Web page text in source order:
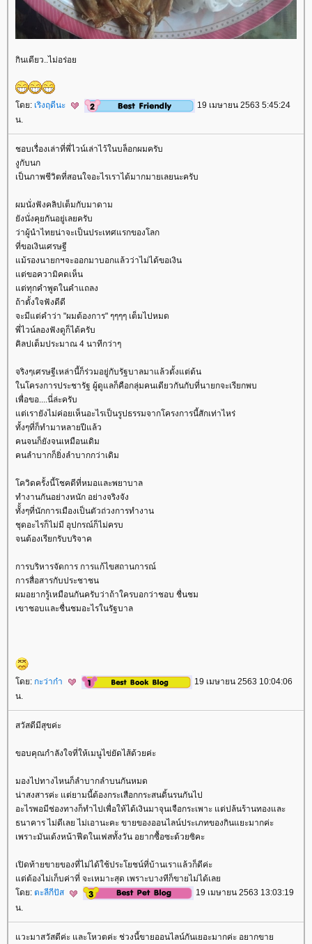
กินเดียว..ไม่อร่อ
ดย: เริงฤดีนะ
19 เมษายน 2563 5:45:24
น.
ชอบเรื่องเล่าที่พี่ไวน์เล่าไว้ในบล็อกผมครับ
งูกับนก
เป็นภาพชีวิตที่สอนใจอะไรเราได้มากมายเลยนะครับ
ผมนั่งฟังคลิปเต็มกับมาดาม
ังนั่งคุยกันอยู่เลยครับ
ว่าผู้นำไทยน่าจะเป็นประเทศแรกของโลก
ที่ขอเงินเศรษฐี
ม้รองนายกฯจะออกมาบอกแล้วว่าไม่ได้ขอเงิน
ต่ขอความิคดเห็น
ต่ทุกคำพูดในคำแถลง
ถ้าตั้งใจฟังดีดี
จะมีแต่คำว่า "ผมต้องการ" ๆๆๆๆ เต็มไปหมด
พี่ไวน์ลองฟังดูก็ได้ครับ
คิลปเต็มประมาณ 4 นาทีกว่าๆ
จริงๆเศรษฐีเหล่านี้ก็ร่วมอยู่กับรัฐบาลมาแล้วตั้งแต่ต้น
นโครงการประชารัฐ ผู้ดูแลก็คือกลุ่มคนเดียวกันกับที่นายกจะเรียกพบ
เพื่อขอ....นี่ล่ะครับ
ต่เรายังไม่ค่อยเห็นอะไรเป็นรูปธรรมจากโครงการนี้สักเท่าไหร่
ทั้งๆที่ก็ทำมาหลายปีแล้ว
คนจนก็ยังจนเหมือนเดิม
คนลำบากก็ยิ่งลำบากกว่าเดิม
ควิดครั้งนี้โชคดีที่หมอและพยาบาล
ทำงานกันอย่างหนัก อย่างจริงจัง
ทัั้งๆที่นักการเมืองเป็นตัวถ่วงการทำงาน
ชุดอะไรก็ไม่มี อุปกรณ์ก็ไม่ครบ
จนต้องเรียกรับบริจาค
การบริหารจัดการ การแก้ไขสถานการณ์
การสื่อสารกับประชาชน
ผมอยากรู้เหมือนกันครับว่าถ้าใครบอกว่าชอบ ชื่นชม
เขาชอบและชื่นชมอะไรในรัฐบาล
ดย: กะว่าก๋า
19 เมษายน 2563 10:04:06
น.
สวัสดีมีสุขค่ะ
ขอบคุณกำลังใจที่ให้เมนูไข่ยัดไส้ด้วยค่ะ
มองไปทางไหนก็ลำบากลำบนกันหมด
น่าสงสารค่ะ แต่ยามนี้ต้องกระเสือกกระสนดิ้นรนกันไป
อะไรพอมีช่องทางก็ทำไปเพื่อให้ได้เงินมาจุนเจือกระเพาะ แต่ปล้นร้านทองและ
ธนาคาร ไม่ดีเลย ไม่เอานะคะ ขายของออนไลน์ประเภทของกินแยะมากค่ะ
เพราะมันเด้งหน้าฟีดในเฟสทั้งวัน อยากซื้อซะด้วยซิคะ
เปิดท้ายขายของที่ไม่ได้ใช้ประโยชน์ที่บ้านเราแล้วก็ดีค่ะ
ต่ต้องไม่เก็บค่าที่ จะเหมาะสุด เพราะบางทีก็ขายไม่ได้เล
ดย: ตะลีกีปัส
19 เมษายน 2563 13:03:19
น.
วะมาสวัสดีค่ะ และโหวตค่ะ ช่วงนี้ขายออนไลน์กันเยอะมากค่ะ อยากขา